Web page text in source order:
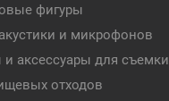
фигуры
и микрофонов
аксессуары для съемки
отходов